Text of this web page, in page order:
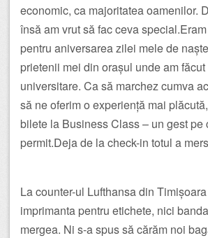
economic, ca majoritatea oamenilor.
însă am vrut să fac ceva
pentru aniversarea zilei mele de
prietenii mei din orașul unde am
universitare. Ca să marchez cumva
să ne oferim o experiență mai
bilete la Business Class – un gest pe
permit.Deja de la check-in totul a
La counter-ul Lufthansa din
imprimanta pentru etichete, nici
mergea. Ni s-a spus să cărăm noi